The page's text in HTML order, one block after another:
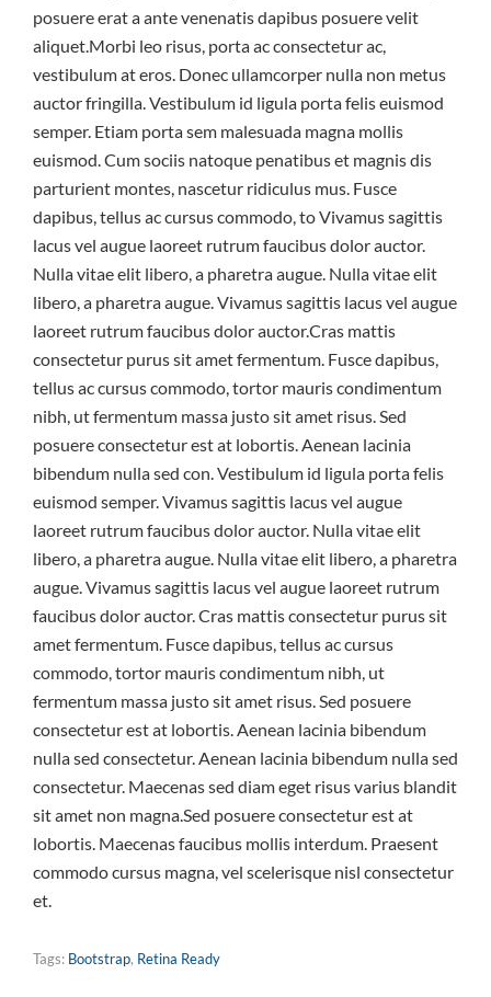
posuere erat a ante venenatis dapibus posuere velit
aliquet.Morbi leo risus, porta ac consectetur ac,
vestibulum at eros. Donec ullamcorper nulla non metus
auctor fringilla. Vestibulum id ligula porta felis euismod
semper. Etiam porta sem malesuada magna mollis
euismod. Cum sociis natoque penatibus et magnis dis
parturient montes, nascetur ridiculus mus. Fusce
dapibus, tellus ac cursus commodo, to Vivamus sagittis
lacus vel augue laoreet rutrum faucibus dolor auctor.
Nulla vitae elit libero, a pharetra augue. Nulla vitae elit
libero, a pharetra augue. Vivamus sagittis lacus vel augue
laoreet rutrum faucibus dolor auctor.Cras mattis
consectetur purus sit amet fermentum. Fusce dapibus,
tellus ac cursus commodo, tortor mauris condimentum
nibh, ut fermentum massa justo sit amet risus. Sed
posuere consectetur est at lobortis. Aenean lacinia
bibendum nulla sed con. Vestibulum id ligula porta felis
euismod semper. Vivamus sagittis lacus vel augue
laoreet rutrum faucibus dolor auctor. Nulla vitae elit
libero, a pharetra augue. Nulla vitae elit libero, a pharetra
augue. Vivamus sagittis lacus vel augue laoreet rutrum
faucibus dolor auctor. Cras mattis consectetur purus sit
amet fermentum. Fusce dapibus, tellus ac cursus
commodo, tortor mauris condimentum nibh, ut
fermentum massa justo sit amet risus. Sed posuere
consectetur est at lobortis. Aenean lacinia bibendum
nulla sed consectetur. Aenean lacinia bibendum nulla sed
consectetur. Maecenas sed diam eget risus varius blandit
sit amet non magna.Sed posuere consectetur est at
lobortis. Maecenas faucibus mollis interdum. Praesent
commodo cursus magna, vel scelerisque nisl consectetur
et.
Tags: Bootstrap, Retina Ready